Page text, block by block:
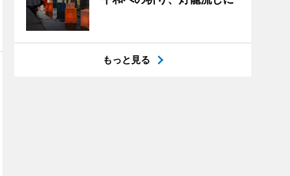
もっと見る